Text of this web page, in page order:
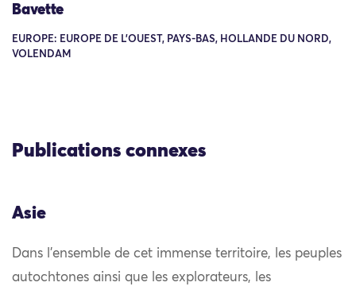
Bavette
EUROPE: EUROPE DE L'OUEST, PAYS-BAS, HOLLANDE DU NORD,
VOLENDAM
Publications connexes
Asie
Dans l’ensemble de cet immense territoire, les peuples
autochtones ainsi que les explorateurs, les